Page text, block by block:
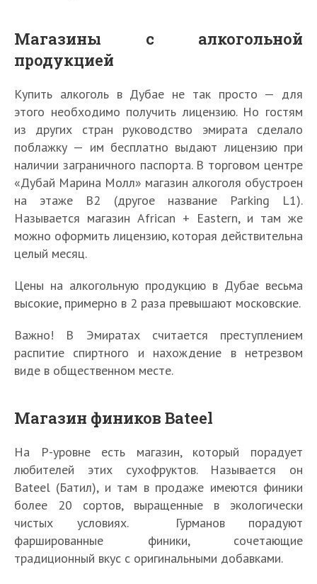
Магазины с алкогольной
продукцией
Купить алкоголь в Дубае не так просто — для
этого необходимо получить лицензию. Но гостям
из других стран руководство эмирата сделало
поблажку — им бесплатно выдают лицензию при
наличии заграничного паспорта. В торговом центре
«Дубай Марина Молл» магазин алкоголя обустроен
на этаже B2 (другое название Parking L1).
Называется магазин African + Eastern, и там же
можно оформить лицензию, которая действительна
целый месяц.
Цены на алкогольную продукцию в Дубае весьма
высокие, примерно в 2 раза превышают московские.
Важно! В Эмиратах считается преступлением
распитие спиртного и нахождение в нетрезвом
виде в общественном месте.
Магазин фиников Bateel
На Р-уровне есть магазин, который порадует
любителей этих сухофруктов. Называется он
Bateel (Батил), и там в продаже имеются финики
более 20 сортов, выращенные в экологически
чистых условиях. Гурманов порадуют
фаршированные финики, сочетающие
традиционный вкус с оригинальными добавками.